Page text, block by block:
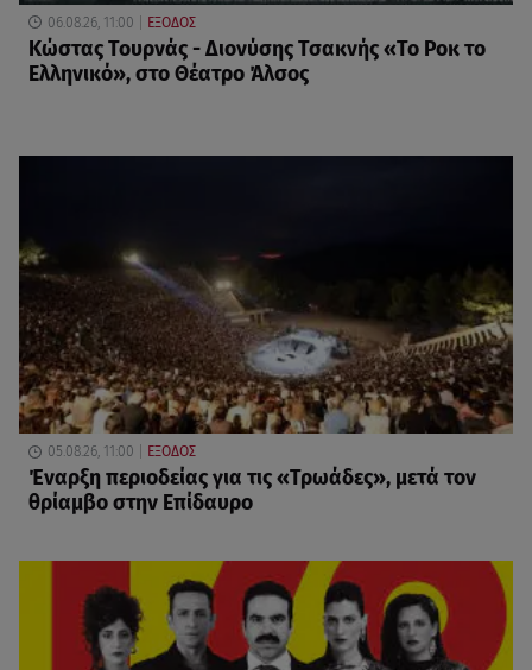
06.08.26, 11:00 ΕΞΟΔΟΣ
Κώστας Τουρνάς - Διονύσης Τσακνής «Το Ροκ το
Ελληνικό», στο Θέατρο Άλσος
05.08.26, 11:00 ΕΞΟΔΟΣ
Έναρξη περιοδείας για τις «Τρωάδες», μετά τον
θρίαμβο στην Επίδαυρο